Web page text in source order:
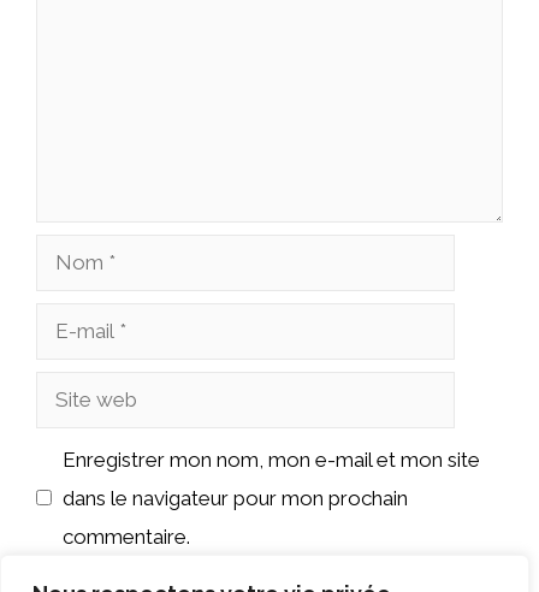
Nom
Site
Enregistrer mon nom, mon e-mail et mon site
dans le navigateur pour mon prochain
commentaire.